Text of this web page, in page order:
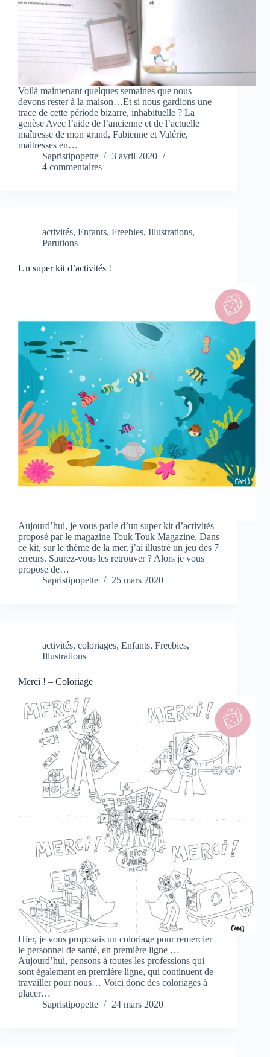
Voilà maintenant quelques semaines que nous
devons rester à la maison…Et si nous gardions une
trace de cette période bizarre, inhabituelle ? La
genèse Avec l’aide de l’ancienne et de l’actuelle
maîtresse de mon grand, Fabienne et Valérie,
maitresses en…
Sapristipopette
3 avril 2020
4 commentaires
activités, Enfants, Freebies, Illustrations,
Parutions
Un super kit d’activités !
Aujourd’hui, je vous parle d’un super kit d’activités
proposé par le magazine Touk Touk Magazine. Dans
ce kit, sur le thème de la mer, j’ai illustré un jeu des 7
erreurs. Saurez-vous les retrouver ? Alors je vous
propose de…
Sapristipopette
25 mars 2020
activités, coloriages, Enfants, Freebies,
Illustrations
Merci ! – Coloriage
Hier, je vous proposais un coloriage pour remercier
le personnel de santé, en première ligne …
Aujourd’hui, pensons à toutes les professions qui
sont également en première ligne, qui continuent de
travailler pour nous… Voici donc des coloriages à
placer…
Sapristipopette
24 mars 2020